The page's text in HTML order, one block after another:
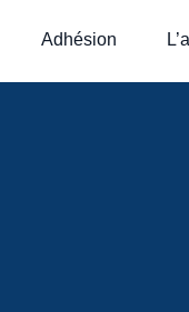
Adhésion